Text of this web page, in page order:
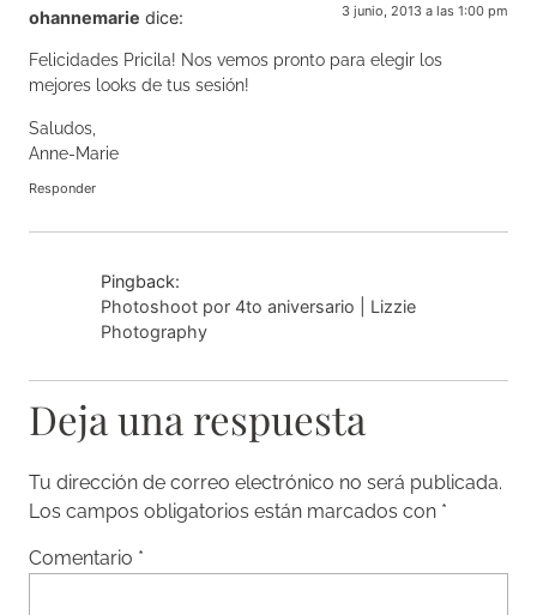
ohannemarie dice: 3 junio, 2013 a las 1:00 pm
Felicidades Pricila! Nos vemos pronto para elegir los
mejores looks de tus sesión!
Saludos,
Anne-Marie
Responder
Pingback:
Photoshoot por 4to aniversario | Lizzie
Photography
Deja una respuesta
Tu dirección de correo electrónico no será publicada.
Los campos obligatorios están marcados con *
Comentario *